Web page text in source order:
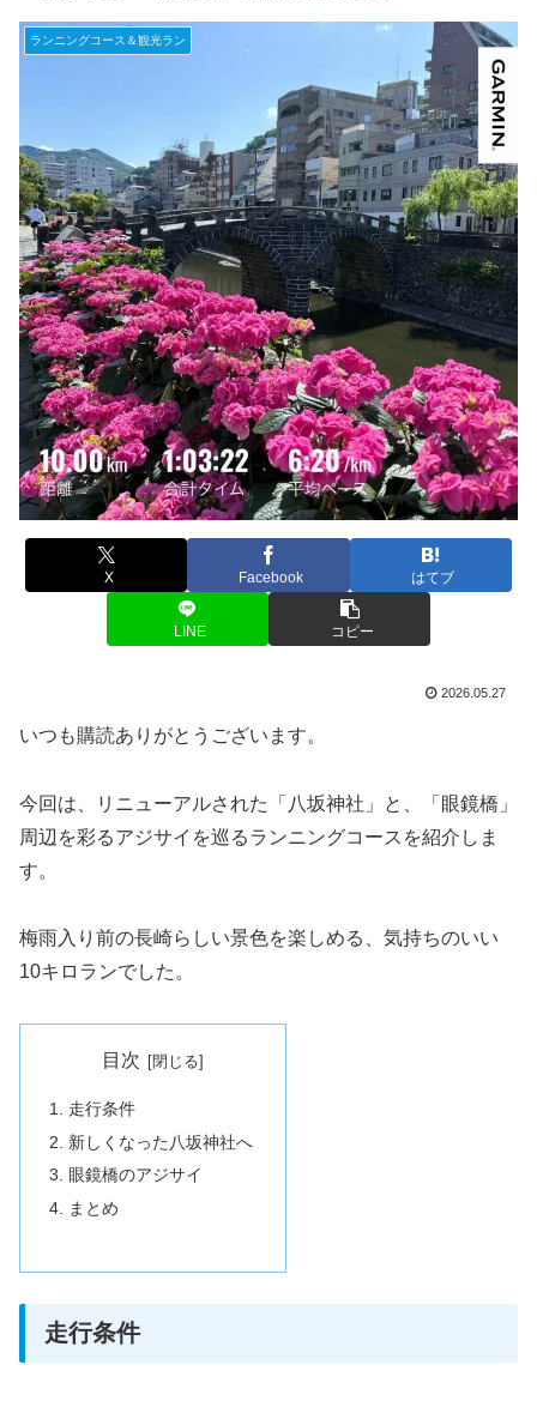
ランニングコース＆観光ラン
X Facebook はてブ
LINE コピー
2026.05.27
いつも購読ありがとうございます。
今回は、リニューアルされた「八坂神社」と、「眼鏡橋」
周辺を彩るアジサイを巡るランニングコースを紹介しま
す。
梅雨入り前の長崎らしい景色を楽しめる、気持ちのいい
10キロランでした。
目次
走行条件
新しくなった八坂神社へ
眼鏡橋のアジサイ
まとめ
走行条件